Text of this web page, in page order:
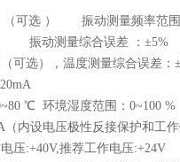
（可选 ） 振动测量频率范围
振动测量综合误差 ：±5%
可选），温度测量综合误差：
℃ 环境湿度范围：0~100 %
内设电压极性反接保护和工
压:+40V,推荐工作电压:+24V